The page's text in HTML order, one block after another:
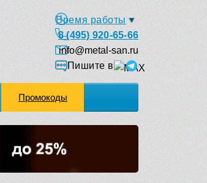
Время работы
8 (495) 920-65-66
info@metal-san.ru
Пишите в
Промокоды